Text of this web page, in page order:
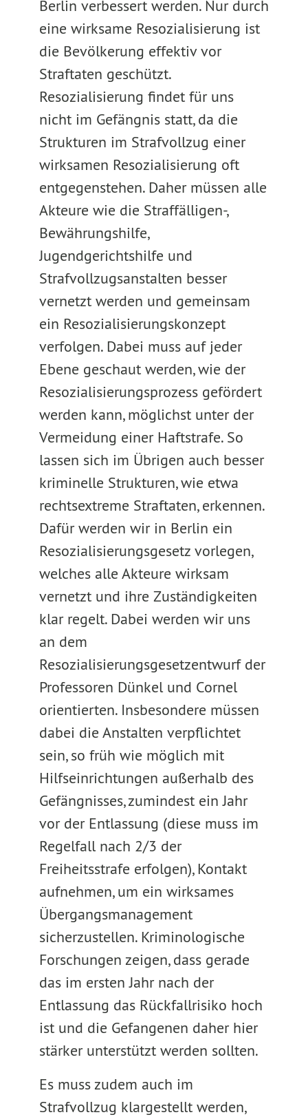
Berlin verbessert werden. Nur durch
eine wirksame Resozialisierung ist
die Bevölkerung effektiv vor
Straftaten geschützt.
Resozialisierung findet für uns
nicht im Gefängnis statt, da die
Strukturen im Strafvollzug einer
wirksamen Resozialisierung oft
entgegenstehen. Daher müssen alle
Akteure wie die Straffälligen-,
Bewährungshilfe,
Jugendgerichtshilfe und
Strafvollzugsanstalten besser
vernetzt werden und gemeinsam
ein Resozialisierungskonzept
verfolgen. Dabei muss auf jeder
Ebene geschaut werden, wie der
Resozialisierungsprozess gefördert
werden kann, möglichst unter der
Vermeidung einer Haftstrafe. So
lassen sich im Übrigen auch besser
kriminelle Strukturen, wie etwa
rechtsextreme Straftaten, erkennen.
Dafür werden wir in Berlin ein
Resozialisierungsgesetz vorlegen,
welches alle Akteure wirksam
vernetzt und ihre Zuständigkeiten
klar regelt. Dabei werden wir uns
an dem
Resozialisierungsgesetzentwurf der
Professoren Dünkel und Cornel
orientierten. Insbesondere müssen
dabei die Anstalten verpflichtet
sein, so früh wie möglich mit
Hilfseinrichtungen außerhalb des
Gefängnisses, zumindest ein Jahr
vor der Entlassung (diese muss im
Regelfall nach 2/3 der
Freiheitsstrafe erfolgen), Kontakt
aufnehmen, um ein wirksames
Übergangsmanagement
sicherzustellen. Kriminologische
Forschungen zeigen, dass gerade
das im ersten Jahr nach der
Entlassung das Rückfallrisiko hoch
ist und die Gefangenen daher hier
stärker unterstützt werden sollten.
Es muss zudem auch im
Strafvollzug klargestellt werden,